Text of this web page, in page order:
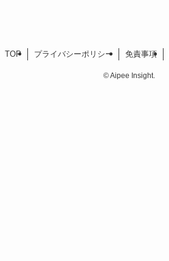
TOP プライバシーポリシー 免責事項
©Aipee Insight.